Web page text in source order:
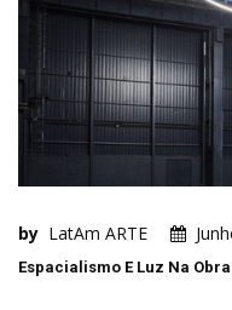
by LatAm ARTE
Espacialismo E Luz Na